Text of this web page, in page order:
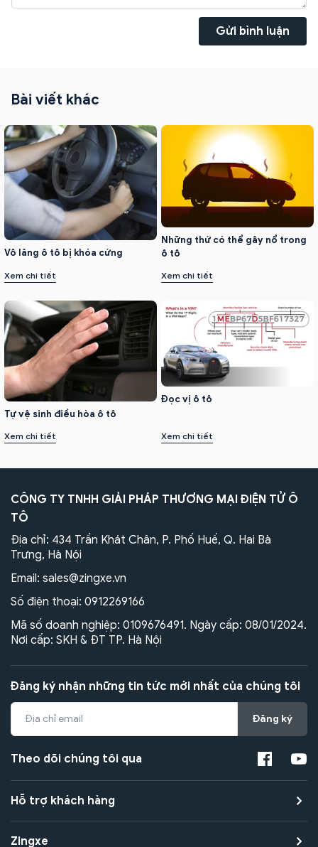
Gửi bình luận
Bài viết khác
Vô lăng ô tô bị khóa cứng
Xem chi tiết
Những thứ có thể gây nổ trong
ô tô
Xem chi tiết
Tự vệ sinh điều hòa ô tô
Xem chi tiết
Đọc vị ô tô
Xem chi tiết
CÔNG TY TNHH GIẢI PHÁP THƯƠNG MẠI ĐIỆN TỬ Ô
TÔ
Địa chỉ: 434 Trần Khát Chân, P. Phố Huế, Q. Hai Bà
Trưng, Hà Nội
Email: sales@zingxe.vn
Số điện thoại: 0912269166
Mã số doanh nghiệp: 0109676491. Ngày cấp: 08/01/2024.
Nơi cấp: SKH & ĐT TP. Hà Nội
Đăng ký nhận những tin tức mới nhất của chúng tôi
Đăng ký
Theo dõi chúng tôi qua
Hỗ trợ khách hàng
Zingxe